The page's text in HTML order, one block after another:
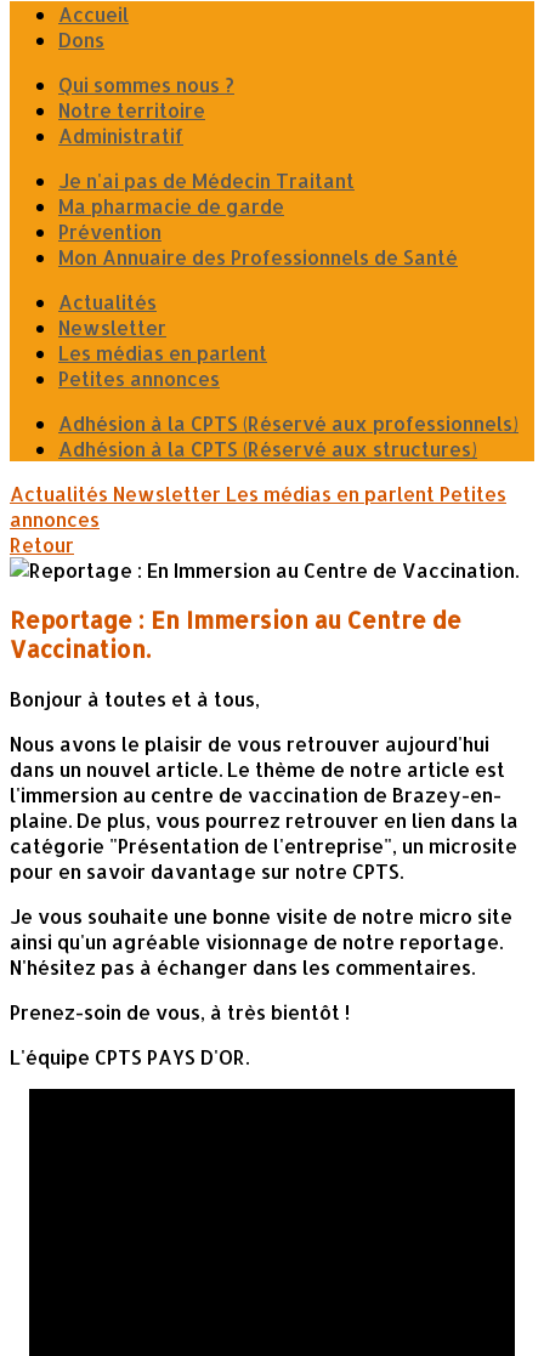
Accueil
Dons
Qui sommes nous ?
Notre territoire
Administratif
Je n'ai pas de Médecin Traitant
Ma pharmacie de garde
Prévention
Mon Annuaire des Professionnels de Santé
Actualités
Newsletter
Les médias en parlent
Petites annonces
Adhésion à la CPTS (Réservé aux professionnels)
Adhésion à la CPTS (Réservé aux structures)
Actualités Newsletter Les médias en parlent Petites
annonces
Retour
Reportage : En Immersion au Centre de
Vaccination.
Bonjour à toutes et à tous,
Nous avons le plaisir de vous retrouver aujourd'hui
dans un nouvel article. Le thème de notre article est
l'immersion au centre de vaccination de Brazey-en-
plaine. De plus, vous pourrez retrouver en lien dans la
catégorie "Présentation de l'entreprise", un microsite
pour en savoir davantage sur notre CPTS.
Je vous souhaite une bonne visite de notre micro site
ainsi qu'un agréable visionnage de notre reportage.
N'hésitez pas à échanger dans les commentaires.
Prenez-soin de vous, à très bientôt !
L'équipe CPTS PAYS D'OR.